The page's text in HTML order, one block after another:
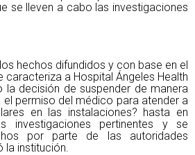
se lleven a cabo las investigaciones
hechos difundidos y con base en el
a Hospital Ángeles Health
la decisión de suspender de manera
el permiso del médico para atender a
en las instalaciones? hasta en
investigaciones pertinentes y se
por parte de las autoridades
la institución.